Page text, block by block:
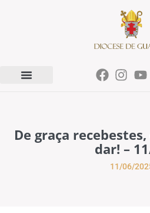
De graça
dar! –
11/06/